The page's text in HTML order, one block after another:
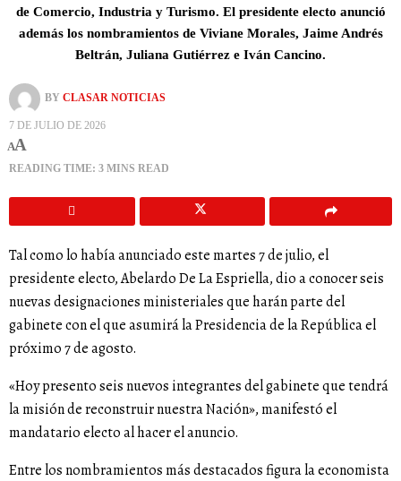
de Comercio, Industria y Turismo. El presidente electo anunció
además los nombramientos de Viviane Morales, Jaime Andrés
Beltrán, Juliana Gutiérrez e Iván Cancino.
BY CLASAR NOTICIAS
7 DE JULIO DE 2026
AA
READING TIME: 3 MINS READ
Tal como lo había anunciado este martes 7 de julio, el
presidente electo, Abelardo De La Espriella, dio a conocer seis
nuevas designaciones ministeriales que harán parte del
gabinete con el que asumirá la Presidencia de la República el
próximo 7 de agosto.
«Hoy presento seis nuevos integrantes del gabinete que tendrá
la misión de reconstruir nuestra Nación», manifestó el
mandatario electo al hacer el anuncio.
Entre los nombramientos más destacados figura la economista